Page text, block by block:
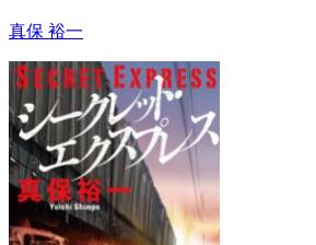
真保 裕一